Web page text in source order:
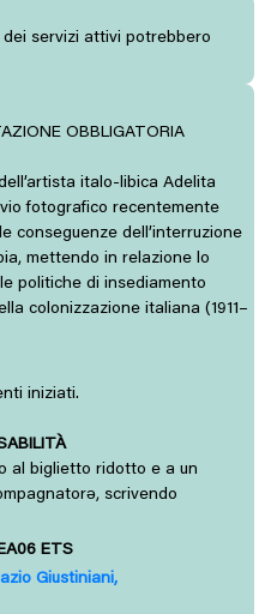
servizi attivi potrebbero
OBBLIGATORIA
italo-libica Adelita
fotografico recentemente
conseguenze dell’interruzione
mettendo in relazione lo
politiche di insediamento
colonizzazione italiana (1911–
iniziati.
al biglietto ridotto e a un
scrivendo
ETS
Giustiniani,